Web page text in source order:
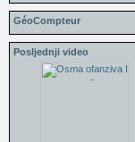
GéoCompteur
Posljednji video